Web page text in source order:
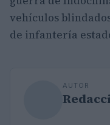
vehículos
de infantería
AUTOR